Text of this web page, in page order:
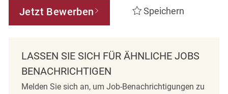
Jetzt Bewerben Speichern
LASSEN SIE SICH FÜR ÄHNLICHE JOBS
BENACHRICHTIGEN
Melden Sie sich an, um Job-Benachrichtigungen zu